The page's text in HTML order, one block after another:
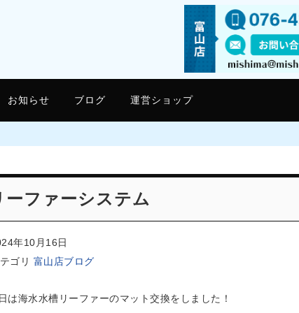
お知らせ ブログ 運営ショップ
ーファーシステム
年10月16日
ゴリ 富山店ブログ
は海水水槽リーファーのマット交換をしました！